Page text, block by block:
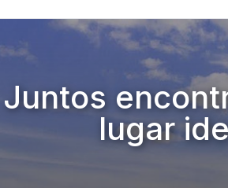
Juntos
lugar